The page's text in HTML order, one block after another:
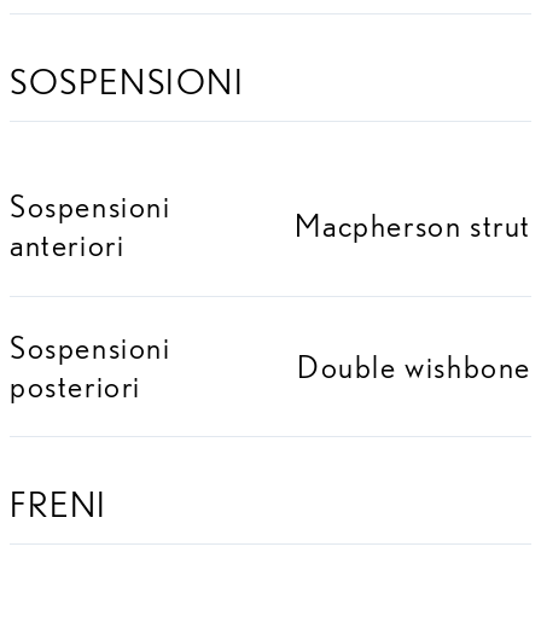
SOSPENSIONI
Sospensioni
anteriori
Macpherson strut
Sospensioni
posteriori
Double wishbone
FRENI